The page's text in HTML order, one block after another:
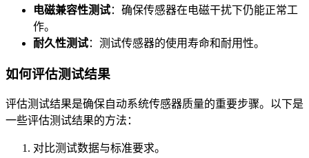
电磁兼容性测试：确保传感器在电磁干扰下仍能正常工
作。
耐久性测试：测试传感器的使用寿命和耐用性。
如何评估测试结果
评估测试结果是确保自动系统传感器质量的重要步骤。以下是
一些评估测试结果的方法：
对比测试数据与标准要求。